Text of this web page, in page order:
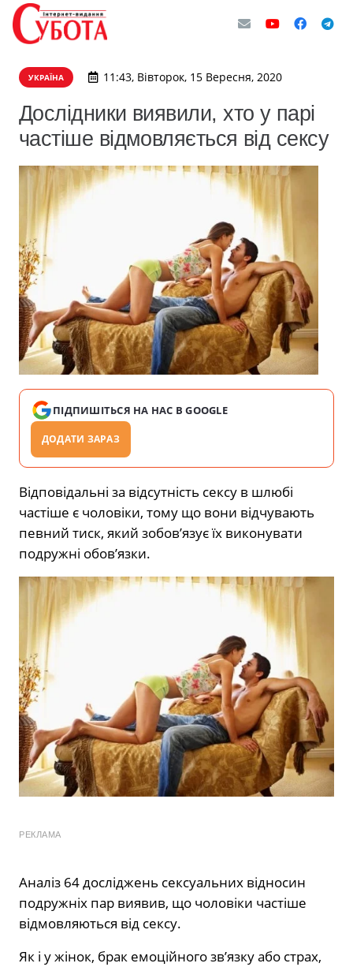
УКРАЇНА 11:43, Вівторок, 15 Вересня, 2020
Дослідники виявили, хто у парі
частіше відмовляється від сексу
ПІДПИШІТЬСЯ НА НАС В GOOGLE
ДОДАТИ ЗАРАЗ
Відповідальні за відсутність сексу в шлюбі
частіше є чоловіки, тому що вони відчувають
певний тиск, який зобов’язує їх виконувати
подружні обов’язки.
РЕКЛАМА
Аналіз 64 досліджень сексуальних відносин
подружніх пар виявив, що чоловіки частіше
відмовляються від сексу.
Як і у жінок, брак емоційного зв’язку або страх,